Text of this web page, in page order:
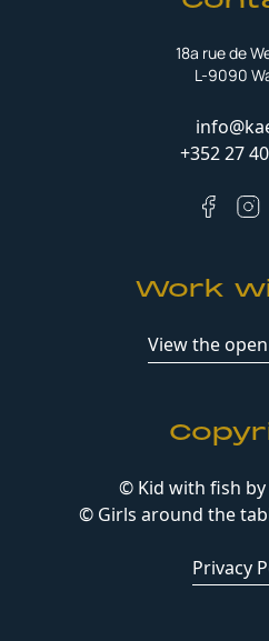
18a rue de
L-9090
+352 27
Work
View the
© Kid with fish by
© Girls around the
Privacy